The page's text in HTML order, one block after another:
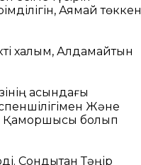
Аямай төккен
халқым, Алдамайтын
қасындағы
Және
болып
Сондықтан Тәңір